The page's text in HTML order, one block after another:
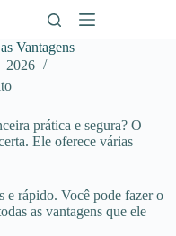
Vantagens
2026
prática e segura? O
Ele oferece várias
e rápido. Você pode fazer o
as vantagens que ele